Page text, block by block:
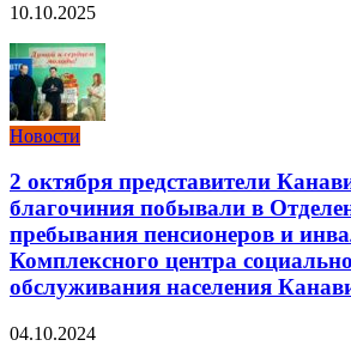
10.10.2025
Новости
2 октября представители
благочиния побывали в
пребывания пенсионеров и
Комплексного центра
обслуживания населения
04.10.2024